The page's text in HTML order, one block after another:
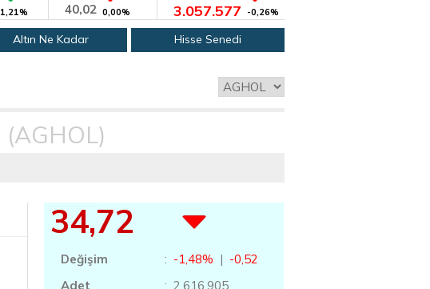
1,21% 40,02 0,00% 3.057.577 -0,26%
Altın Ne Kadar Hisse Senedi
(AGHOL)
34,72
Değişim : -1,48% | -0,52
Adet
: 2.616.905